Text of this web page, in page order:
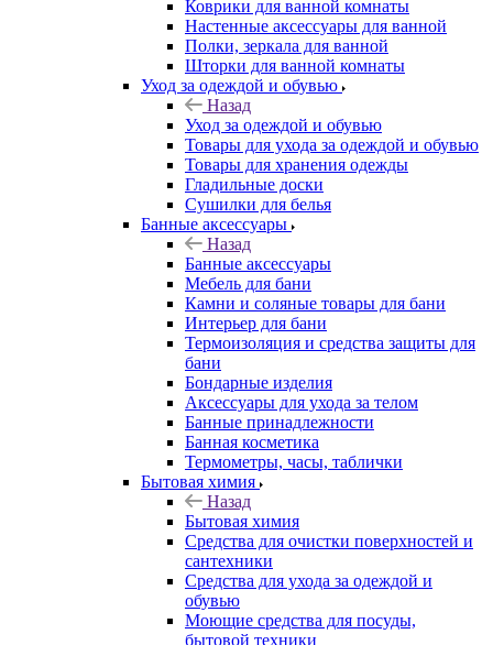
Коврики для ванной комнаты
Настенные аксессуары для ванной
Полки, зеркала для ванной
Шторки для ванной комнаты
Уход за одеждой и обувью
Назад
Уход за одеждой и обувью
Товары для ухода за одеждой и обувью
Товары для хранения одежды
Гладильные доски
Сушилки для белья
Банные аксессуары
Назад
Банные аксессуары
Мебель для бани
Камни и соляные товары для бани
Интерьер для бани
Термоизоляция и средства защиты для
бани
Бондарные изделия
Аксеcсуары для ухода за телом
Банные принадлежности
Банная косметика
Термометры, часы, таблички
Бытовая химия
Назад
Бытовая химия
Средства для очистки поверхностей и
сантехники
Средства для ухода за одеждой и
обувью
Моющие средства для посуды,
бытовой техники